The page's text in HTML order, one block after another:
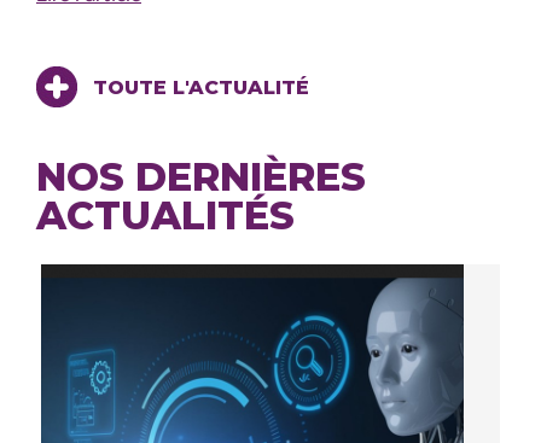
TOUTE L'ACTUALITÉ
NOS DERNIÈRES
ACTUALITÉS